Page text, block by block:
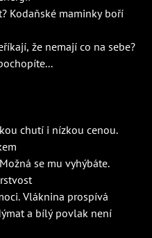
Kodaňské maminky boří
že nemají co na sebe?
chutí i nízkou cenou.
se mu vyhýbáte.
Vláknina prospívá
a bílý povlak není